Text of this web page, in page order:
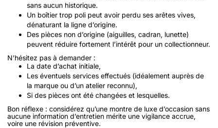
sans aucun historique.
Un boîtier trop poli peut avoir perdu ses arêtes vives,
dénaturant la ligne d’origine.
Des pièces non d’origine (aiguilles, cadran, lunette)
peuvent réduire fortement l’intérêt pour un collectionneur.
N’hésitez pas à demander :
La date d’achat initiale,
Les éventuels services effectués (idéalement auprès de
la marque ou d’un atelier reconnu),
Si des pièces ont été changées et lesquelles.
Bon réflexe : considérez qu’une montre de luxe d’occasion sans
aucune information d’entretien mérite une vigilance accrue,
voire une révision préventive.